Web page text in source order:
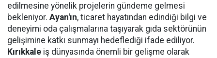
edilmesine yönelik projelerin gündeme gelmesi
bekleniyor. Ayan'ın, ticaret hayatından edindiği bilgi ve
deneyimi oda çalışmalarına taşıyarak gıda sektörünün
gelişimine katkı sunmayı hedeflediği ifade ediliyor.
Kırıkkale iş dünyasında önemli bir gelişme olarak